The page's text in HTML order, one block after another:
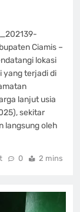
Ciamis –
lokasi
yang terjadi di
lanjut usia
sekitar
langsung oleh
0 2 mins